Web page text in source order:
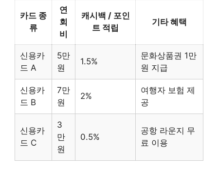
카드 종
류
연
회
비
캐시백 / 포인
트 적립
기타 혜택
신용카
드 A
5만
원
1.5%
문화상품권 1만
원 지급
신용카
드 B
7만
원
2%
여행자 보험 제
공
신용카
드 C
3
만
원
0.5%
공항 라운지 무
료 이용